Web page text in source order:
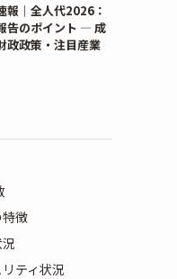
報｜全人代2026：
告のポイント ― 成
政政策・注目産業
徴
ティ状況